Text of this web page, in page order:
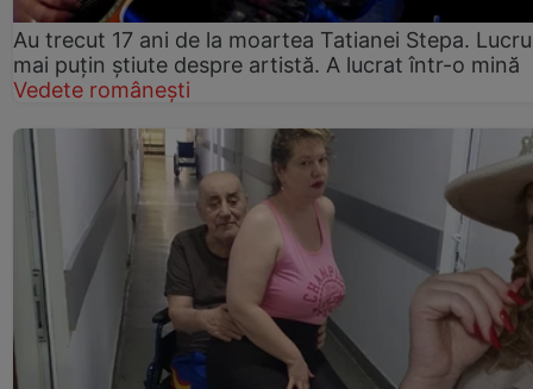
Au trecut 17 ani de la moartea Tatianei Stepa.
mai puțin știute despre artistă. A lucrat într-o mină
Vedete românești